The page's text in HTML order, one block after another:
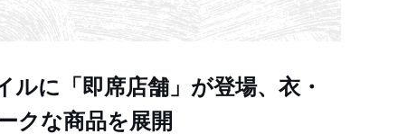
ルに「即席店舗」が登場、衣・
クな商品を展開